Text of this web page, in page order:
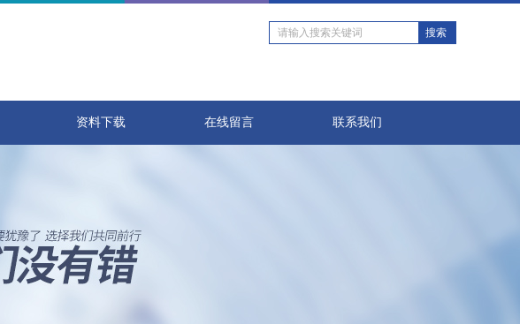
资料下载 在线留言 联系我们